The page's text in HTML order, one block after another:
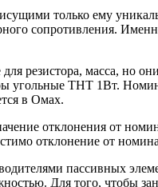
только ему
сопротивления.
резистора, масса, но
угольные ТНТ 1Вт.
в Омах.
отклонения от
отклонение от
пассивных
Для того, чтобы